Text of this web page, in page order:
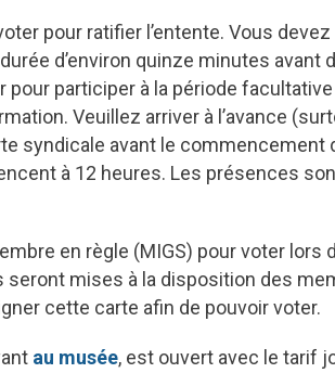
pour ratifier l’entente. Vous
d’environ quinze minutes avant
participer à la période
Veuillez arriver à l’avance
syndicale avant le commencement
à 12 heures. Les présences
en règle (MIGS) pour voter lors
mises à la disposition des
cette carte afin de pouvoir voter.
au musée, est ouvert avec le tarif